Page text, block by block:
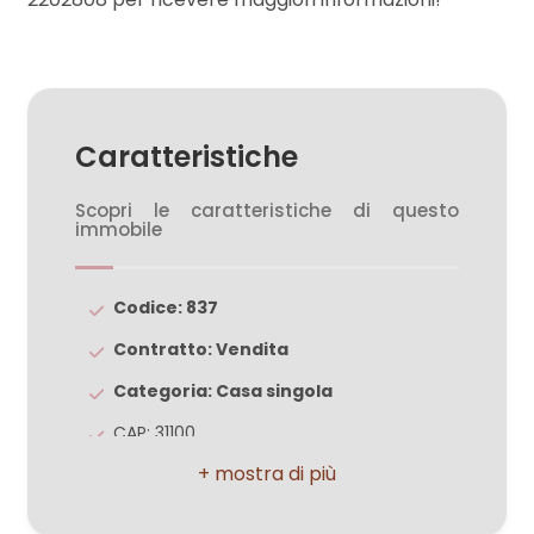
Caratteristiche
Scopri le caratteristiche di questo
immobile
Codice: 837
Contratto: Vendita
Categoria: Casa singola
CAP: 31100
Comune: Treviso
5+
Camere
minime